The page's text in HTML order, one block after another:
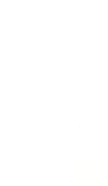
Idrus mengatakan, untuk
komitmen politik Bahlil ke
dituangkan dalam buku karya
Kekaryaan: Eskalator
Menurut Idrus, dalam buku
arah pemikirannya mengenai
dan kepemimpinan nasional.
kata Idrus, adalah bagaimana
Presiden Prabowo Subianto
“Untuk memahami pikiran,
politik Pak Bahlil ke depan, itu
bukunya. Fokusnya adalah
kepemimpinan Pak Prabowo
Ia menambahkan, keberhasilan